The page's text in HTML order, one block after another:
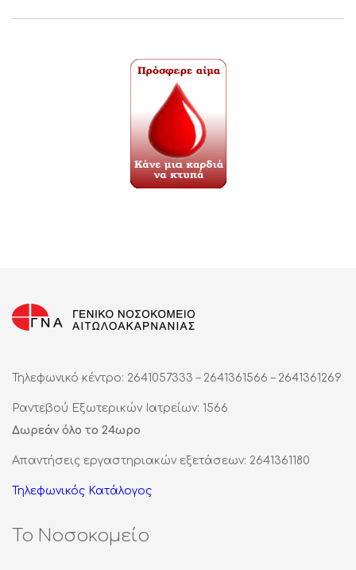
Τηλεφωνικό κέντρο: 2641057333 – 2641361566 – 2641361269
Ραντεβού Εξωτερικών Ιατρείων: 1566
Δωρεάν όλο το 24ωρο
Απαντήσεις εργαστηριακών εξετάσεων: 2641361180
Τηλεφωνικός Κατάλογος
Το Νοσοκομείο